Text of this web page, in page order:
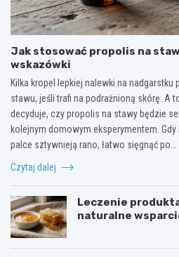
Jak stosować propolis na
wskazówki
Kilka kropel lepkiej nalewki na nadgarstku
stawu, jeśli trafi na podrażnioną skórę. A
decyduje, czy propolis na stawy będzie
kolejnym domowym eksperymentem.
palce sztywnieją rano, łatwo sięgnąć po…
Czytaj dalej
Leczenie
naturalne